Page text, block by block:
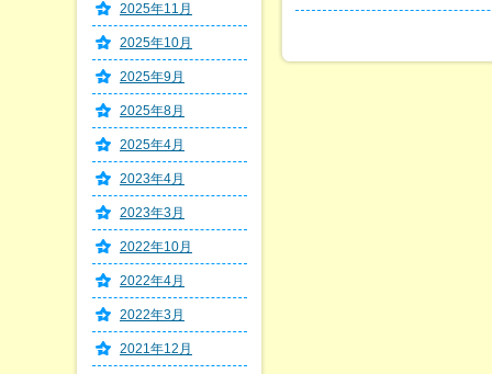
2025年11月
2025年10月
2025年9月
2025年8月
2025年4月
2023年4月
2023年3月
2022年10月
2022年4月
2022年3月
2021年12月